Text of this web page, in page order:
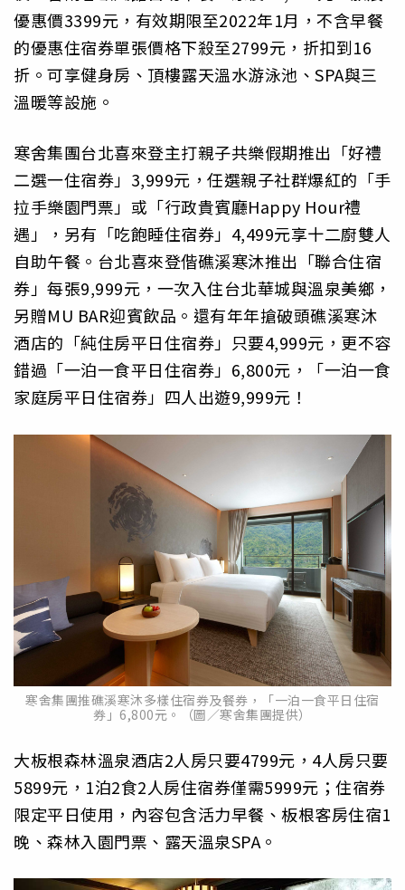
優惠價3399元，有效期限至2022年1月，不含早餐
的優惠住宿券單張價格下殺至2799元，折扣到16
折。可享健身房、頂樓露天溫水游泳池、SPA與三
溫暖等設施。
寒舍集團台北喜來登主打親子共樂假期推出「好禮
二選一住宿券」3,999元，任選親子社群爆紅的「手
拉手樂園門票」或「行政貴賓廳Happy Hour禮
遇」，另有「吃飽睡住宿券」4,499元享十二廚雙人
自助午餐。台北喜來登偕礁溪寒沐推出「聯合住宿
券」每張9,999元，一次入住台北華城與溫泉美鄉，
另贈MU BAR迎賓飲品。還有年年搶破頭礁溪寒沐
酒店的「純住房平日住宿券」只要4,999元，更不容
錯過「一泊一食平日住宿券」6,800元，「一泊一食
家庭房平日住宿券」四人出遊9,999元！
寒舍集團推礁溪寒沐多樣住宿券及餐券，「一泊一食平日住宿
券」6,800元。（圖／寒舍集團提供）
大板根森林溫泉酒店2人房只要4799元，4人房只要
5899元，1泊2食2人房住宿券僅需5999元；住宿券
限定平日使用，內容包含活力早餐、板根客房住宿1
晚、森林入園門票、露天溫泉SPA。